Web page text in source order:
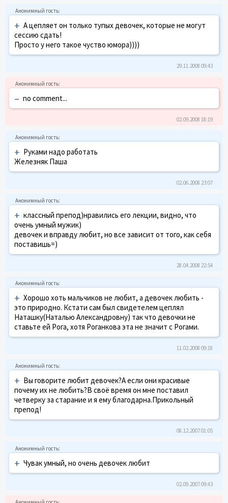
+ А цепляет он только тупых девочек, которые не могут
сессию сдать!
Просто у него такое чуство юмора))))
29.11.2008 09:43
– no comment...
02.09.2008 18:19
+ Руками надо работать
Железняк Паша
02.06.2008 23:07
+ классный препод)нравились его лекции, видно, что
очень умный мужик)
девочек и вправду любит, но все зависит от того, как себя
поставишь=)
28.04.2008 22:54
+ Хорошо хоть мальчиков не любит, а девочек любить -
это природно. Кстати сам был свидетелем цеплял
Наташку(Наталью Александровну) так что девочки не
ставьте ей Рога, хотя Роганкова эта не значит с Рогами.
11.02.2008 09:18
+ Вы говорите любит девочек?А если они красивые
почему их не любить?В своё время он мне поставил
четверку за старание и я ему благодарна.Прикольный
препод!
08.12.2007 01:05
+ Чувак умный, но очень девочек любит
02.09.2007 09:43